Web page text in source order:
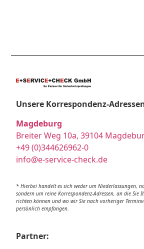
Unsere Korrespondenz-
Magdeburg
Breiter Weg 10a, 39104
+49 (0)344626962-0
info@e-service-check.de
* Hierbei handelt es sich weder um Niederlassungen,
sondern um reine Korrespondenz-Adressen, an die Sie
richten können und wo wir Sie nach vorheriger
persönlich empfangen.
Partner: